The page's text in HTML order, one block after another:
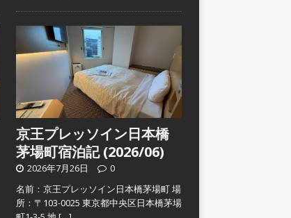
京王プレッソイン日本橋
茅場町宿泊記 (2026/06)
2026年7月26日
0
名前：京王プレッソイン日本橋茅場町 場
所：〒103-0025 東京都中央区日本橋茅場